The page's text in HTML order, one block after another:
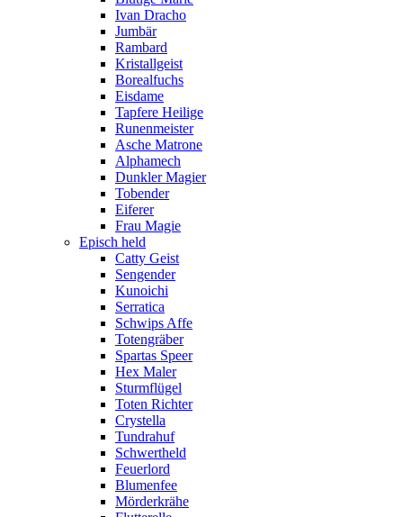
Ivan Dracho
Jumbär
Rambard
Kristallgeist
Borealfuchs
Eisdame
Tapfere Heilige
Runenmeister
Asche Matrone
Alphamech
Dunkler Magier
Tobender
Eiferer
Frau Magie
Episch held
Catty Geist
Sengender
Kunoichi
Serratica
Schwips Affe
Totengräber
Spartas Speer
Hex Maler
Sturmflügel
Toten Richter
Crystella
Tundrahuf
Schwertheld
Feuerlord
Blumenfee
Mörderkrähe